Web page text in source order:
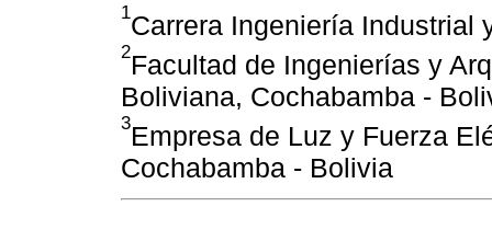
1Carrera Ingeniería Industrial
2Facultad de Ingenierías y
Boliviana, Cochabamba -
3Empresa de Luz y Fuerza
Cochabamba - Bolivia